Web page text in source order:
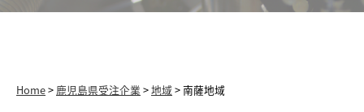
Home> 鹿児島県受注企業 >地域 >南薩地域